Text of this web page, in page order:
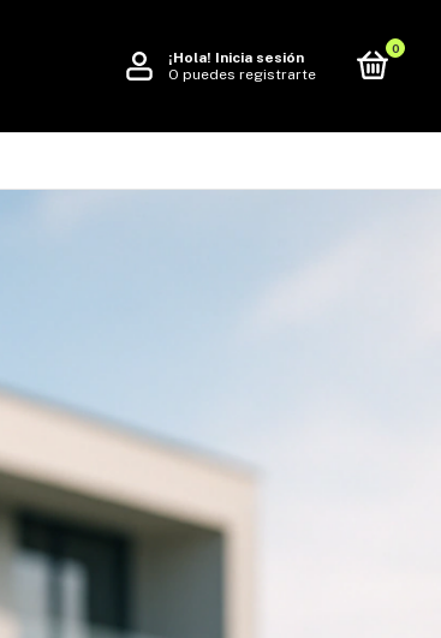
¡Hola! Inicia sesión
O puedes registrarte
0